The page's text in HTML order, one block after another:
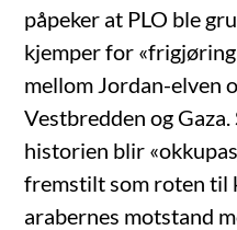
påpeker at PLO ble
kjemper for
mellom Jordan-elven
Vestbredden og
historien blir
fremstilt som roten til
arabernes motstand